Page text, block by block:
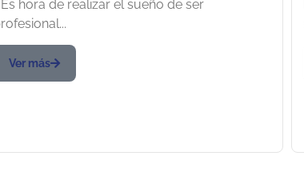
Es hora de realizar el sueño de ser
Ver más